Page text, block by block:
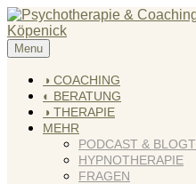
Skip
to
content
KREATIV & GELÖST
Andreas Scholz (HPP)
Psychotherapie
Menu
◑ COACHING
◐ BERATUNG
◑ THERAPIE
MEHR
PODCAST &
HYPNOTHERAPIE
FRAGEN